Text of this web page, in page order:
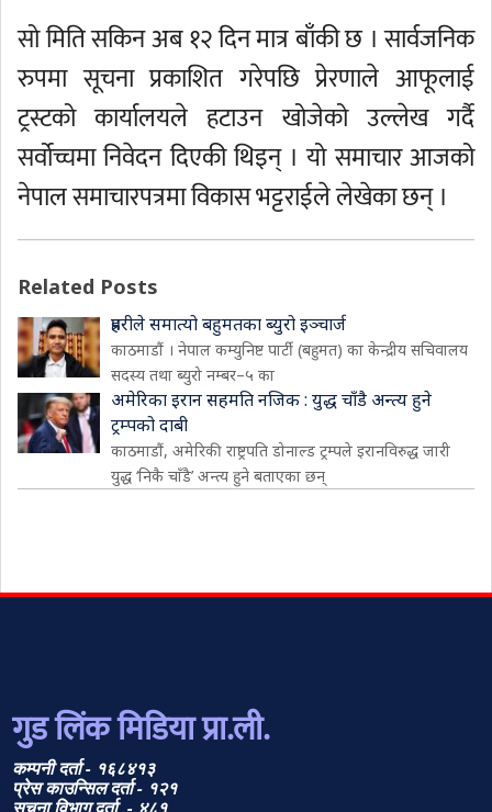
सो मिति सकिन अब १२ दिन मात्र बाँकी छ । सार्वजनिक
रुपमा सूचना प्रकाशित गरेपछि प्रेरणाले आफूलाई
ट्रस्टको कार्यालयले हटाउन खोजेको उल्लेख गर्दै
सर्वोच्चमा निवेदन दिएकी थिइन् । यो समाचार आजको
नेपाल समाचारपत्रमा विकास भट्टराईले लेखेका छन् ।
Related Posts
प्रहरीले समात्यो बहुमतका ब्युरो इञ्चार्ज
काठमाडौं । नेपाल कम्युनिष्ट पार्टी (बहुमत) का केन्द्रीय सचिवालय
सदस्य तथा ब्युरो नम्बर–५ का
अमेरिका इरान सहमति नजिक : युद्ध चाँडै अन्त्य हुने
ट्रम्पको दाबी
काठमाडौं, अमेरिकी राष्ट्रपति डोनाल्ड ट्रम्पले इरानविरुद्ध जारी
युद्ध ‘निकै चाँडै’ अन्त्य हुने बताएका छन्
गुड लिंक मिडिया प्रा.ली.
कम्पनी दर्ता - १६८४१३
प्रेस काउन्सिल दर्ता - १२१